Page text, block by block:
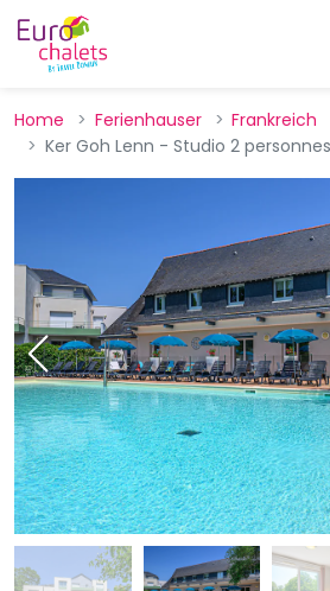
Home Ferienhauser Frankreich
Ker Goh Lenn - Studio 2